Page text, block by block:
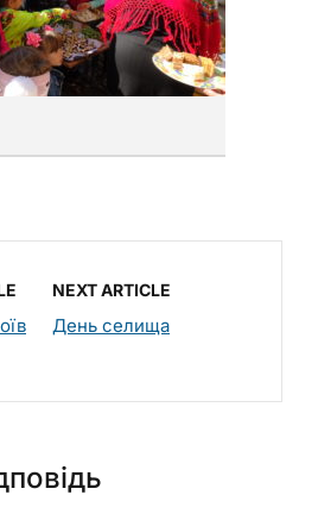
NEXT ARTICLE
День селища